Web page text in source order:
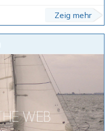
Zeig mehr